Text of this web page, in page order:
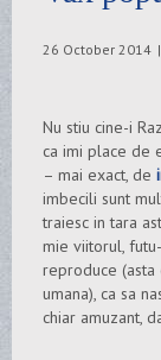
26 October 2014 |
Nu stiu cine-i
ca imi place de
– mai exact, de
imbecili sunt
traiesc in tara
mie viitorul,
reproduce (asta
umana), ca sa
chiar amuzant,